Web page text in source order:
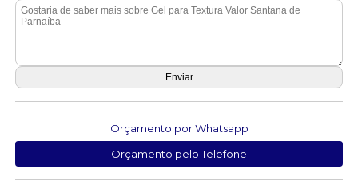
Orçamento por Whatsapp
Orçamento pelo Telefone